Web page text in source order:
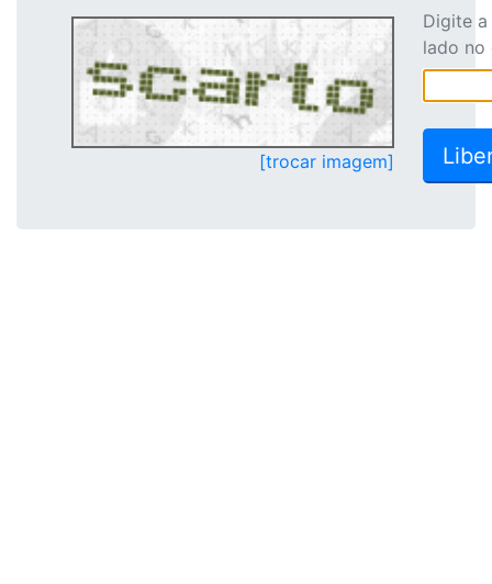
[trocar imagem]
Digite
lado no